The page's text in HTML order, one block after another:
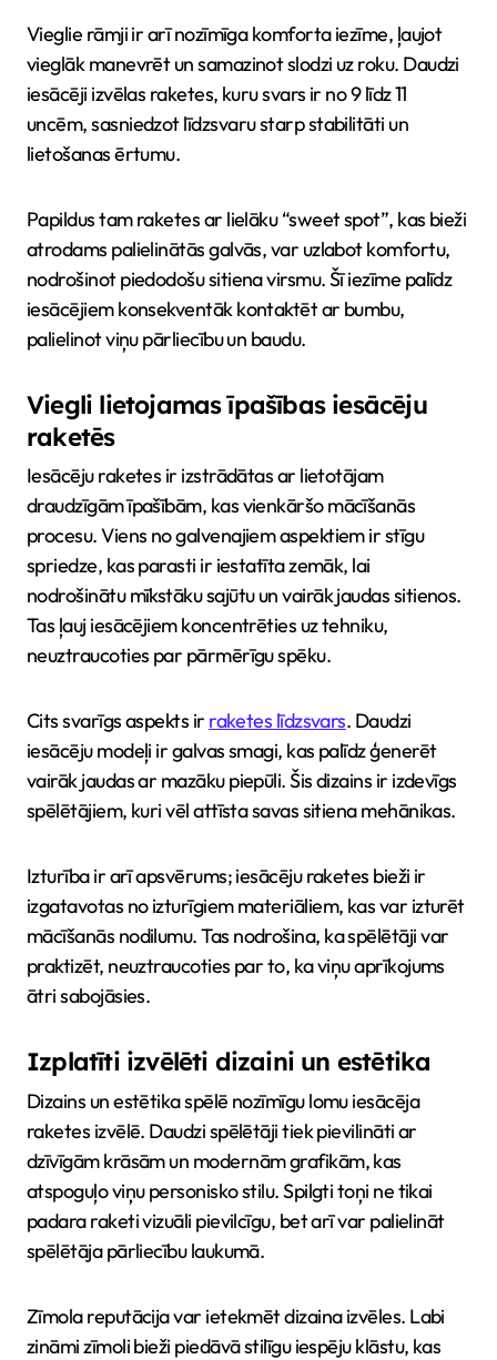
Vieglie rāmji ir arī nozīmīga komforta iezīme, ļaujot
vieglāk manevrēt un samazinot slodzi uz roku. Daudzi
iesācēji izvēlas raketes, kuru svars ir no 9 līdz 11
uncēm, sasniedzot līdzsvaru starp stabilitāti un
lietošanas ērtumu.
Papildus tam raketes ar lielāku “sweet spot”, kas bieži
atrodams palielinātās galvās, var uzlabot komfortu,
nodrošinot piedodošu sitiena virsmu. Šī iezīme palīdz
iesācējiem konsekventāk kontaktēt ar bumbu,
palielinot viņu pārliecību un baudu.
Viegli lietojamas īpašības iesācēju
raketēs
Iesācēju raketes ir izstrādātas ar lietotājam
draudzīgām īpašībām, kas vienkāršo mācīšanās
procesu. Viens no galvenajiem aspektiem ir stīgu
spriedze, kas parasti ir iestatīta zemāk, lai
nodrošinātu mīkstāku sajūtu un vairāk jaudas sitienos.
Tas ļauj iesācējiem koncentrēties uz tehniku,
neuztraucoties par pārmērīgu spēku.
Cits svarīgs aspekts ir raketes līdzsvars. Daudzi
iesācēju modeļi ir galvas smagi, kas palīdz ģenerēt
vairāk jaudas ar mazāku piepūli. Šis dizains ir izdevīgs
spēlētājiem, kuri vēl attīsta savas sitiena mehānikas.
Izturība ir arī apsvērums; iesācēju raketes bieži ir
izgatavotas no izturīgiem materiāliem, kas var izturēt
mācīšanās nodilumu. Tas nodrošina, ka spēlētāji var
praktizēt, neuztraucoties par to, ka viņu aprīkojums
ātri sabojāsies.
Izplatīti izvēlēti dizaini un estētika
Dizains un estētika spēlē nozīmīgu lomu iesācēja
raketes izvēlē. Daudzi spēlētāji tiek pievilināti ar
dzīvīgām krāsām un modernām grafikām, kas
atspoguļo viņu personisko stilu. Spilgti toņi ne tikai
padara raketi vizuāli pievilcīgu, bet arī var palielināt
spēlētāja pārliecību laukumā.
Zīmola reputācija var ietekmēt dizaina izvēles. Labi
zināmi zīmoli bieži piedāvā stilīgu iespēju klāstu, kas